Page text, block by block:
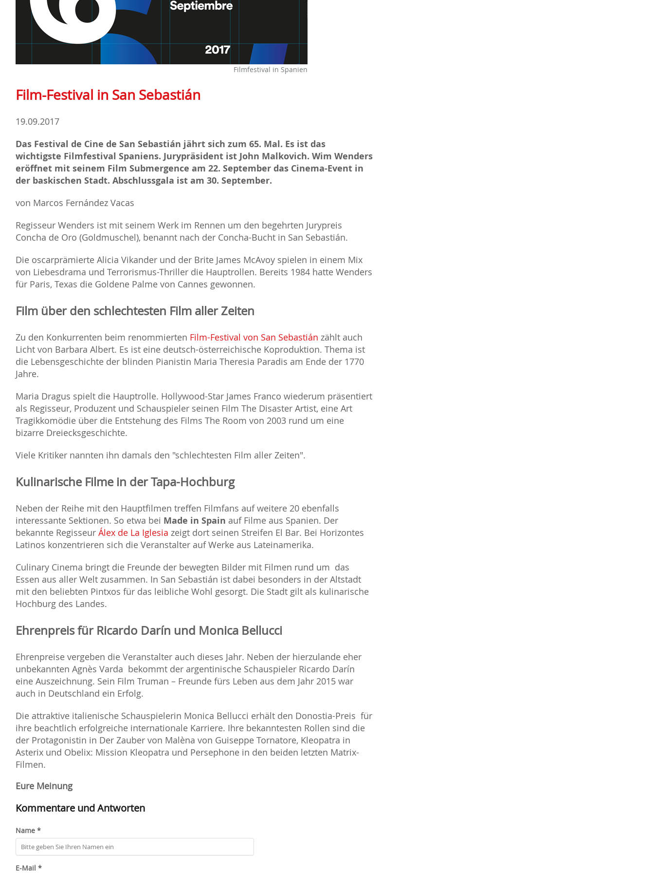
Filmfestival in Spanien
Film-Festival in San Sebastián
19.09.2017
Das Festival de Cine de San Sebastián jährt sich zum 65. Mal. Es ist das
wichtigste Filmfestival Spaniens. Jurypräsident ist John Malkovich. Wim Wenders
eröffnet mit seinem Film Submergence am 22. September das Cinema-Event in
der baskischen Stadt. Abschlussgala ist am 30. September.
von Marcos Fernández Vacas
Regisseur Wenders ist mit seinem Werk im Rennen um den begehrten Jurypreis
Concha de Oro (Goldmuschel), benannt nach der Concha-Bucht in San Sebastián.
Die oscarprämierte Alicia Vikander und der Brite James McAvoy spielen in einem Mix
von Liebesdrama und Terrorismus-Thriller die Hauptrollen. Bereits 1984 hatte Wenders
für Paris, Texas die Goldene Palme von Cannes gewonnen.
Film über den schlechtesten Film aller Zeiten
Zu den Konkurrenten beim renommierten Film-Festival von San Sebastián zählt auch
Licht von Barbara Albert. Es ist eine deutsch-österreichische Koproduktion. Thema ist
die Lebensgeschichte der blinden Pianistin Maria Theresia Paradis am Ende der 1770
Jahre.
Maria Dragus spielt die Hauptrolle. Hollywood-Star James Franco wiederum präsentiert
als Regisseur, Produzent und Schauspieler seinen Film The Disaster Artist, eine Art
Tragikkomödie über die Entstehung des Films The Room von 2003 rund um eine
bizarre Dreiecksgeschichte.
Viele Kritiker nannten ihn damals den "schlechtesten Film aller Zeiten".
Kulinarische Filme in der Tapa-Hochburg
Neben der Reihe mit den Hauptfilmen treffen Filmfans auf weitere 20 ebenfalls
interessante Sektionen. So etwa bei Made in Spain auf Filme aus Spanien. Der
bekannte Regisseur Álex de La Iglesia zeigt dort seinen Streifen El Bar. Bei Horizontes
Latinos konzentrieren sich die Veranstalter auf Werke aus Lateinamerika.
Culinary Cinema bringt die Freunde der bewegten Bilder mit Filmen rund um das
Essen aus aller Welt zusammen. In San Sebastián ist dabei besonders in der Altstadt
mit den beliebten Pintxos für das leibliche Wohl gesorgt. Die Stadt gilt als kulinarische
Hochburg des Landes.
Ehrenpreis für Ricardo Darín und Monica Bellucci
Ehrenpreise vergeben die Veranstalter auch dieses Jahr. Neben der hierzulande eher
unbekannten Agnès Varda bekommt der argentinische Schauspieler Ricardo Darín
eine Auszeichnung. Sein Film Truman – Freunde fürs Leben aus dem Jahr 2015 war
auch in Deutschland ein Erfolg.
Die attraktive italienische Schauspielerin Monica Bellucci erhält den Donostia-Preis für
ihre beachtlich erfolgreiche internationale Karriere. Ihre bekanntesten Rollen sind die
der Protagonistin in Der Zauber von Malèna von Guiseppe Tornatore, Kleopatra in
Asterix und Obelix: Mission Kleopatra und Persephone in den beiden letzten Matrix-
Filmen.
Eure Meinung
Kommentare und Antworten
Name *
E-Mail *